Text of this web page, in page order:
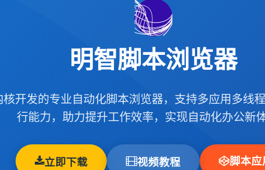
明智脚本浏览器
开发的专业自动化脚本浏览器，支持多应用多线
行能力，助力提升工作效率，实现自动化办公新体
立即下载 视频教程 脚本应